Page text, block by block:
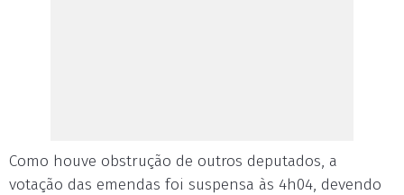
Como houve obstrução de outros deputados, a
votação das emendas foi suspensa às 4h04, devendo